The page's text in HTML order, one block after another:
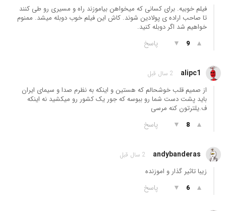
فیلم خوبیه. برای کسانی که میخواهن بیاموزند راه و مسیری رو طی کنند
تا صاحب اراده ی پولادین شوند. کاش این فیلم خوب دوبله میشد. ممنوم
خواهیم شد اگر دوبله کنید.
▲
9
▼ پاسخ
alipc1 2 سال قبل
از صمیم قلب خوشحالم که هستین و اینکه به نظرم صدا و سیمای ایران
باید پشت دست شما رو ببوسه که جور یک کشور رو میکشید نه اینکه
ف.یلترتون کنه مرسی
▲
8
▼ پاسخ
andybanderas 2 سال قبل
زیبا تاثیر گذار و اموزنده
▲
6
▼ پاسخ